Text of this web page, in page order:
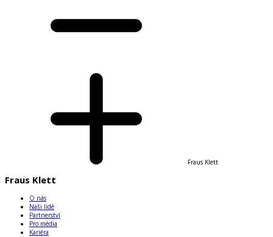
Fraus Klett
Fraus Klett
O nás
Naši lidé
Partnerství
Pro média
Kariéra